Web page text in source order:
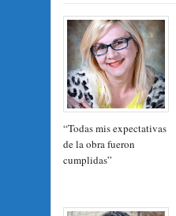
“Todas mis expectativas
de la obra fueron
cumplidas”